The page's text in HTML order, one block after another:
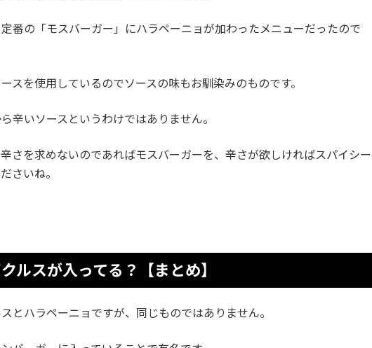
番の「モスバーガー」にハラペーニョが加わったメニューだったので
スを使用しているのでソースの味もお馴染みのものです。
辛いソースというわけではありません。
さを求めないのであればモスバーガーを、辛さが欲しければスパイシー
さいね。
ルスが入ってる？【まとめ】
とハラペーニョですが、同じものではありません。